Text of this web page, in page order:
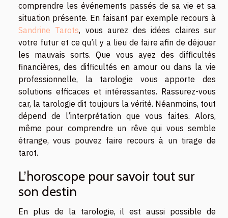
comprendre les événements passés de sa vie et sa
situation présente. En faisant par exemple recours à
Sandrine Tarots, vous aurez des idées claires sur
votre futur et ce qu’il y a lieu de faire afin de déjouer
les mauvais sorts. Que vous ayez des difficultés
financières, des difficultés en amour ou dans la vie
professionnelle, la tarologie vous apporte des
solutions efficaces et intéressantes. Rassurez-vous
car, la tarologie dit toujours la vérité. Néanmoins, tout
dépend de l’interprétation que vous faites. Alors,
même pour comprendre un rêve qui vous semble
étrange, vous pouvez faire recours à un tirage de
tarot.
L’horoscope pour savoir tout sur
son destin
En plus de la tarologie, il est aussi possible de